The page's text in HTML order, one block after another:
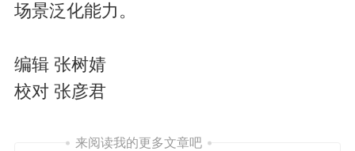
场景泛化能力。
编辑 张树婧
校对 张彦君
来阅读我的更多文章吧